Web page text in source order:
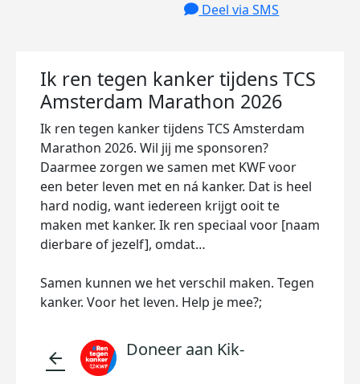
Deel via SMS
Ik ren tegen kanker tijdens TCS
Amsterdam Marathon 2026
Ik ren tegen kanker tijdens TCS Amsterdam
Marathon 2026. Wil jij me sponsoren?
Daarmee zorgen we samen met KWF voor
een beter leven met en ná kanker. Dat is heel
hard nodig, want iedereen krijgt ooit te
maken met kanker. Ik ren speciaal voor [naam
dierbare of jezelf], omdat…
Samen kunnen we het verschil maken. Tegen
kanker. Voor het leven. Help je mee?;
arrow_back Doneer aan Kik-